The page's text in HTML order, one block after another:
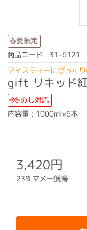
春夏限定
商品コード : 31-6121
アイスティーにぴった
gift リキッド
のし対応
内容量 : 1000ml×6本
3,420円
238 マメー獲得